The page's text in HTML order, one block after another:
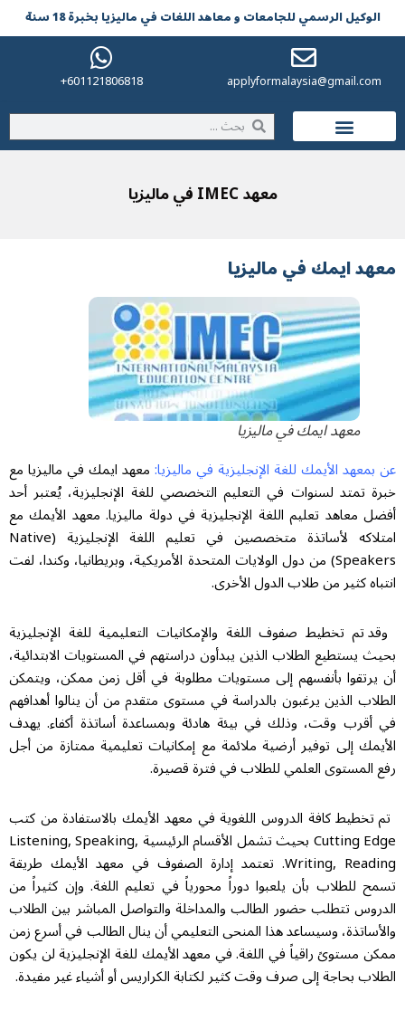
الوکیل الرسمي للجامعات و معاهد اللغات في مالیزیا بخبرة 18 سنة
applyformalaysia@gmail.com
601121806818+
معهد IMEC في ماليزيا
معهد ايمك في ماليزيا
معهد ايمك في ماليزيا
عن بمعهد الأيمك للغة الإنجليزية في ماليزيا:معهد ايمك في ماليزيا مع
خبرة تمتد لسنوات في التعليم التخصصي للغة الإنجليزية، يُعتبر أحد
أفضل معاهد تعليم اللغة الإنجليزية في دولة ماليزيا. معهد الأيمك مع
امتلاكه لأساتذة متخصصين في تعليم اللغة الإنجليزية (Native
Speakers) من دول الولايات المتحدة الأمريكية، وبريطانيا، وكندا، لفت
انتباه كثير من طلاب الدول الأخرى.
وقد تم تخطيط صفوف اللغة والإمكانيات التعليمية للغة الإنجليزية
بحيث يستطيع الطلاب الذين يبدأون دراستهم في المستويات الابتدائية،
أن يرتقوا بأنفسهم إلى مستويات مطلوبة في أقل زمن ممكن، ويتمكن
الطلاب الذين يرغبون بالدراسة في مستوى متقدم من أن ينالوا أهدافهم
في أقرب وقت، وذلك في بيئة هادئة وبمساعدة أساتذة أكفاء. يهدف
الأيمك إلى توفير أرضية ملائمة مع إمكانيات تعليمية ممتازة من أجل
رفع المستوى العلمي للطلاب في فترة قصيرة.
تم تخطيط كافة الدروس اللغوية في معهد الأيمك بالاستفادة من كتب
Cutting Edge بحيث تشمل الأقسام الرئيسية Listening, Speaking,
Writing, Reading. تعتمد إدارة الصفوف في معهد الأيمك طريقة
تسمح للطلاب بأن يلعبوا دوراً محورياً في تعليم اللغة. وإن كثيراً من
الدروس تتطلب حضور الطالب والمداخلة والتواصل المباشر بين الطلاب
والأساتذة، وسيساعد هذا المنحى التعليمي أن ينال الطالب في أسرع زمن
ممكن مستوىً راقياً في اللغة. في معهد الأيمك للغة الإنجليزية لن يكون
الطلاب بحاجة إلى صرف وقت كثير لكتابة الكراريس أو أشياء غير مفيدة.